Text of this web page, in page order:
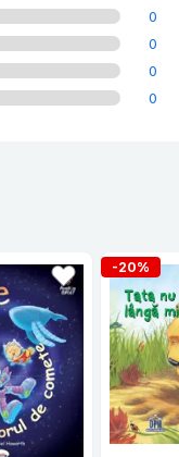
0
0
0
0
-20%